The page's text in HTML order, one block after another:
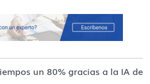
un 80% gracias a la IA de